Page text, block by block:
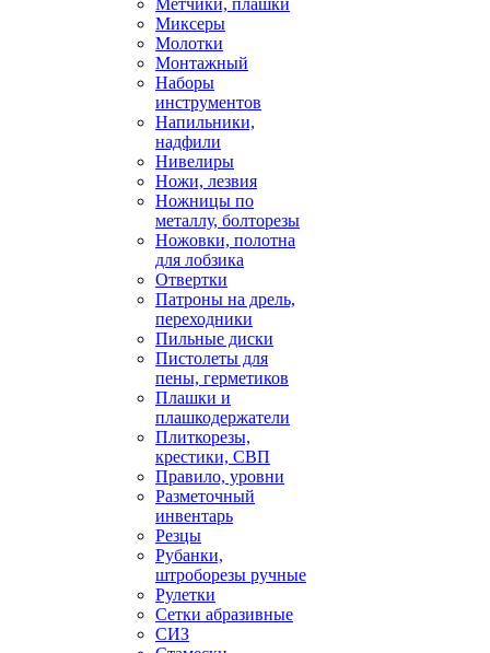
Метчики, плашки
Миксеры
Молотки
Монтажный
Наборы
инструментов
Напильники,
надфили
Нивелиры
Ножи, лезвия
Ножницы по
металлу, болторезы
Ножовки, полотна
для лобзика
Отвертки
Патроны на дрель,
переходники
Пильные диски
Пистолеты для
пены, герметиков
Плашки и
плашкодержатели
Плиткорезы,
крестики, СВП
Правило, уровни
Разметочный
инвентарь
Резцы
Рубанки,
штроборезы ручные
Рулетки
Сетки абразивные
СИЗ